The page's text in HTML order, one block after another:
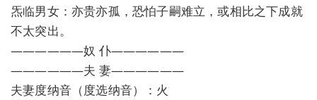
炁临男女：亦贵亦孤，恐怕子嗣难立，或相比之下成就
不太突出。
——————奴 仆——————
——————夫 妻——————
夫妻度纳音（度选纳音）：火